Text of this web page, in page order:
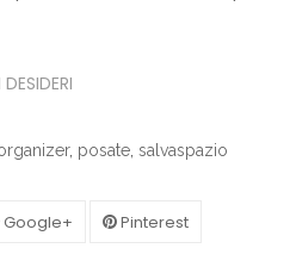
, posate, salvaspazio
Google+ Pinterest